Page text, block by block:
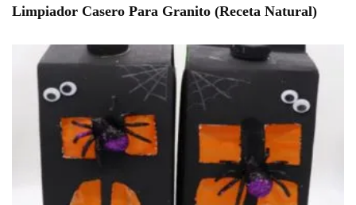
Limpiador Casero Para Granito (Receta Natural)